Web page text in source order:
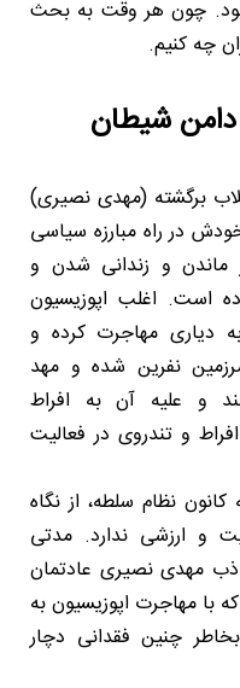
بود. چون هر وقت به بحث
چه کنیم.
دامن شیطان
برگشته (مهدی نصیری)
در راه مبارزه سیاسی
ماندن و زندانی شدن و
است. اغلب اپوزیسیون
دیاری مهاجرت کرده و
نفرین شده و مهد
و علیه آن به افراط
و تندروی در فعالیت
نظام سلطه، از نگاه
و ارزشی ندارد. مدتی
مهدی نصیری عادتمان
با مهاجرت اپوزیسیون به
چنین فقدانی دچار